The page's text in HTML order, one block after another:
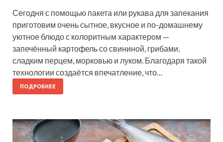
Сегодня с помощью пакета или рукава для запекания
приготовим очень сытное, вкусное и по-домашнему
уютное блюдо с колоритным характером —
запечённый картофель со свининой, грибами,
сладким перцем, морковью и луком. Благодаря такой
технологии создаётся впечатление, что…
ПОДРОБНЕЕ